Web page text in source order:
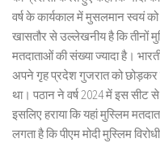
वर्ष के कार्यकाल में मुसलमान स्वयं
खासतौर से उल्लेखनीय है कि तीनों
मतदाताओं की संख्या ज्यादा है।
अपने गृह प्रदेश गुजरात को छोड़कर
था। पठान ने वर्ष 2024 में इस सीट
इसलिए हराया कि यहां मुस्लिम
लगता है कि पीएम मोदी मुस्लिम